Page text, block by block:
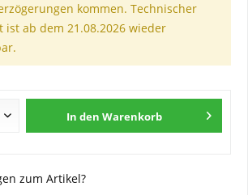
kommen. Technischer
ist ab dem 21.08.2026 wieder
In den Warenkorb
zum Artikel?